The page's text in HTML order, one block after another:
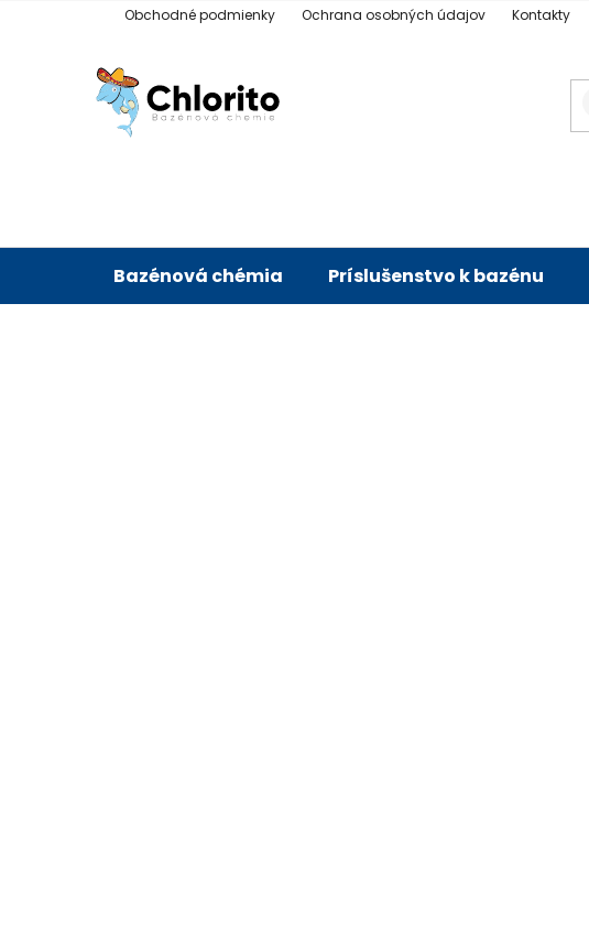
Obchodné podmienky Ochrana osobných údajov Kontakty
Bazénová chémia Príslušenstvo k bazénu